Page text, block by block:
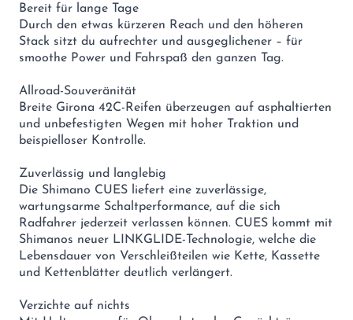
Bereit für lange Tage
Durch den etwas kürzeren Reach und den höheren
Stack sitzt du aufrechter und ausgeglichener – für
smoothe Power und Fahrspaß den ganzen Tag.
Allroad-Souveränität
Breite Girona 42C-Reifen überzeugen auf asphaltierten
und unbefestigten Wegen mit hoher Traktion und
beispielloser Kontrolle.
Zuverlässig und langlebig
Die Shimano CUES liefert eine zuverlässige,
wartungsarme Schaltperformance, auf die sich
Radfahrer jederzeit verlassen können. CUES kommt mit
Shimanos neuer LINKGLIDE-Technologie, welche die
Lebensdauer von Verschleißteilen wie Kette, Kassette
und Kettenblätter deutlich verlängert.
Verzichte auf nichts